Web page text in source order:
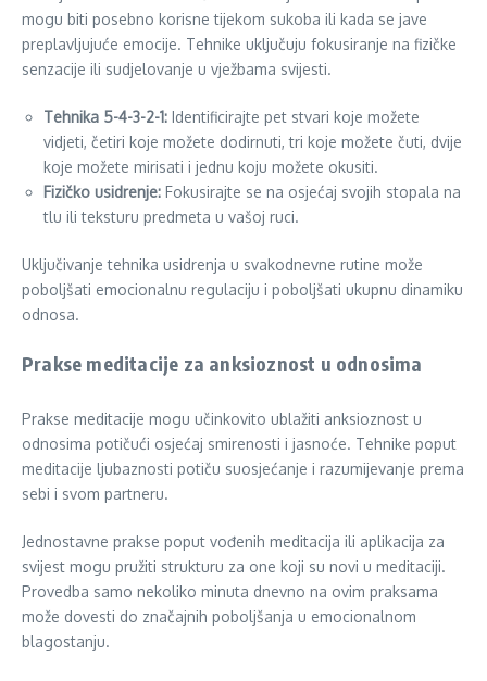
mogu biti posebno korisne tijekom sukoba ili kada se jave
preplavljujuće emocije. Tehnike uključuju fokusiranje na fizičke
senzacije ili sudjelovanje u vježbama svijesti.
Tehnika 5-4-3-2-1: Identificirajte pet stvari koje možete
vidjeti, četiri koje možete dodirnuti, tri koje možete čuti, dvije
koje možete mirisati i jednu koju možete okusiti.
Fizičko usidrenje: Fokusirajte se na osjećaj svojih stopala na
tlu ili teksturu predmeta u vašoj ruci.
Uključivanje tehnika usidrenja u svakodnevne rutine može
poboljšati emocionalnu regulaciju i poboljšati ukupnu dinamiku
odnosa.
Prakse meditacije za anksioznost u odnosima
Prakse meditacije mogu učinkovito ublažiti anksioznost u
odnosima potičući osjećaj smirenosti i jasnoće. Tehnike poput
meditacije ljubaznosti potiču suosjećanje i razumijevanje prema
sebi i svom partneru.
Jednostavne prakse poput vođenih meditacija ili aplikacija za
svijest mogu pružiti strukturu za one koji su novi u meditaciji.
Provedba samo nekoliko minuta dnevno na ovim praksama
može dovesti do značajnih poboljšanja u emocionalnom
blagostanju.